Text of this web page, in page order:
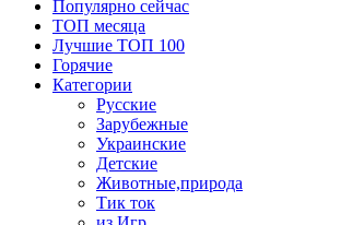
Популярно сейчас
ТОП месяца
Лучшие ТОП 100
Горячие
Категории
Русские
Зарубежные
Украинские
Детские
Животные,природа
Тик ток